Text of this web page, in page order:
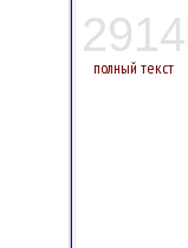
2914
полный текст